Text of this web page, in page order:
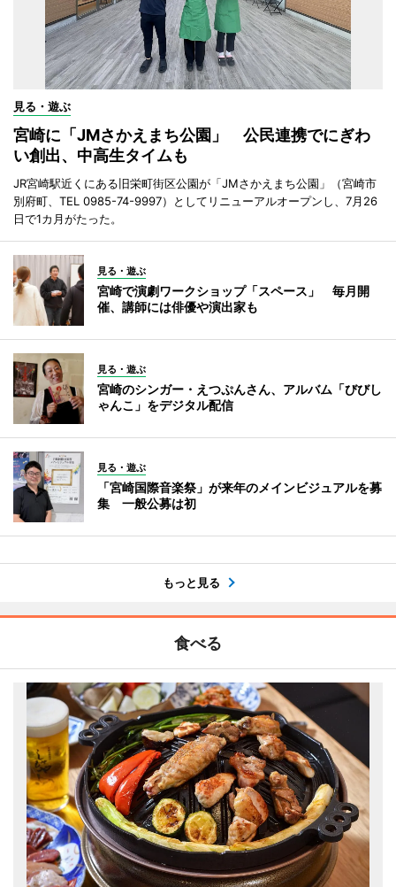
見る・遊ぶ
宮崎に「JMさかえまち公園」 公民連携でにぎわ
い創出、中高生タイムも
JR宮崎駅近くにある旧栄町街区公園が「JMさかえまち公園」（宮崎市
別府町、TEL 0985-74-9997）としてリニューアルオープンし、7月26
日で1カ月がたった。
見る・遊ぶ
宮崎で演劇ワークショップ「スペース」 毎月開
催、講師には俳優や演出家も
見る・遊ぶ
宮崎のシンガー・えつぷんさん、アルバム「びびし
ゃんこ」をデジタル配信
見る・遊ぶ
「宮崎国際音楽祭」が来年のメインビジュアルを募
集 一般公募は初
もっと見る
食べる